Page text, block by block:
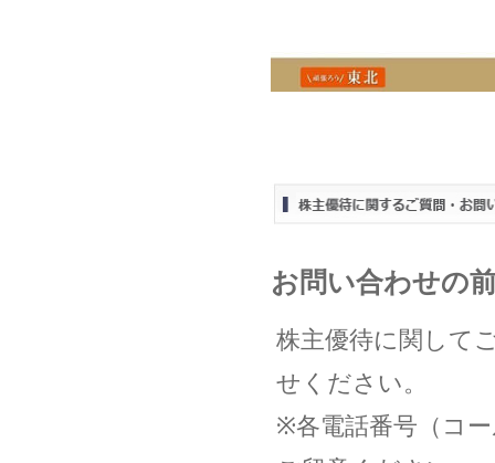
お問い合わせの
株主優待に関して
せください。
※各電話番号（コ